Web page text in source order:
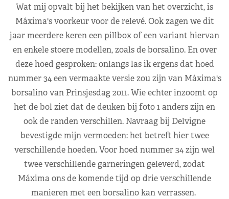
Wat mij opvalt bij het bekijken van het overzicht, is
Máxima's voorkeur voor de relevé. Ook zagen we dit
jaar meerdere keren een pillbox of een variant hiervan
en enkele stoere modellen, zoals de borsalino. En over
deze hoed gesproken: onlangs las ik ergens dat hoed
nummer 34 een vermaakte versie zou zijn van Máxima's
borsalino van Prinsjesdag 2011. Wie echter inzoomt op
het de bol ziet dat de deuken bij foto 1 anders zijn en
ook de randen verschillen. Navraag bij Delvigne
bevestigde mijn vermoeden: het betreft hier twee
verschillende hoeden. Voor hoed nummer 34 zijn wel
twee verschillende garneringen geleverd, zodat
Máxima ons de komende tijd op drie verschillende
manieren met een borsalino kan verrassen.